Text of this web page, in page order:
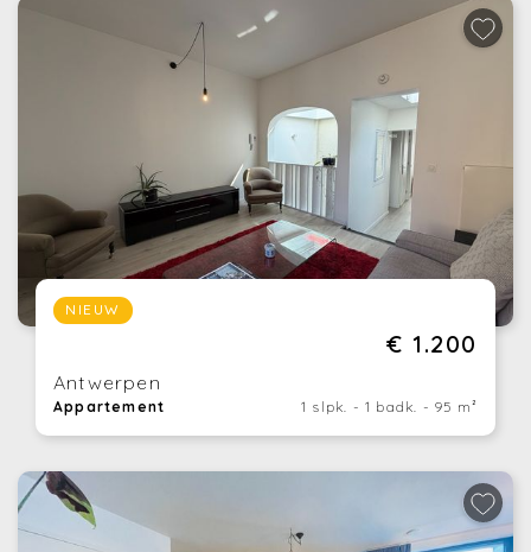
NIEUW
€ 1.200
Antwerpen
Appartement 1 slpk. - 1 badk. - 95 m²